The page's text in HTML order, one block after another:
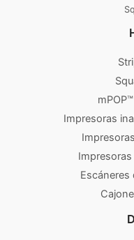
Impresoras
Escáneres